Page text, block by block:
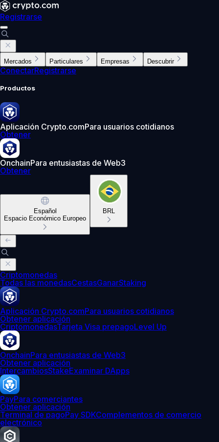
Registrarse
Mercados Particulares Empresas Descubrir
ConectarRegistrarse
Productos
Aplicación Crypto.comPara usuarios cotidianos
Obtener
OnchainPara entusiastas de Web3
Obtener
Español
Espacio Económico Europeo
BRL
Criptomonedas
Todas las monedasCestasGanarStaking
Aplicación Crypto.comPara usuarios cotidianos
Obtener aplicación
CriptomonedasTarjeta Visa prepagoLevel Up
OnchainPara entusiastas de Web3
Obtener aplicación
IntercambiosStakeExaminar DApps
PayPara comerciantes
Obtener aplicación
Terminal de pagoPay SDKComplementos de comercio
electrónico